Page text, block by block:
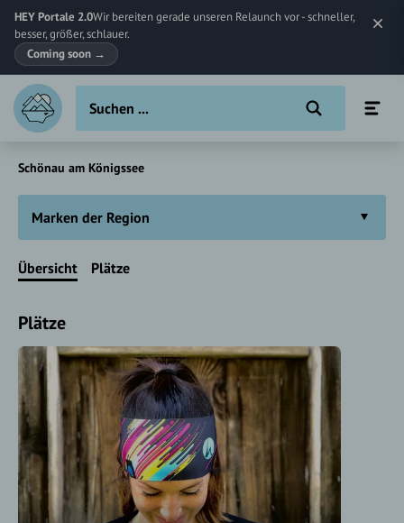
HEY Portale 2.0Wir bereiten gerade unseren Relaunch vor - schneller,
besser, größer, schlauer.
Coming soon →
Schönau am Königssee
Marken der Region
Übersicht Plätze
Plätze